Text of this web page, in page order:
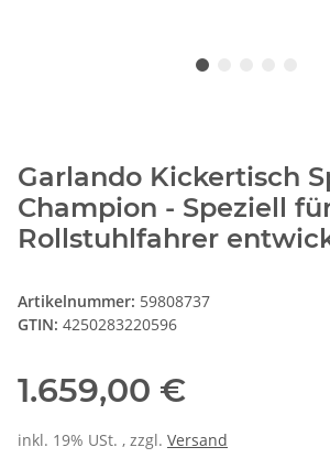
Garlando Kickertisch
Champion - Speziell
Rollstuhlfahrer
Artikelnummer: 59808737
GTIN: 4250283220596
1.659,00 €
inkl. 19% USt. , zzgl. Versand